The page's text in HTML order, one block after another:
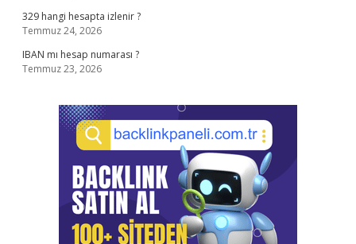
329 hangi hesapta izlenir ?
Temmuz 24, 2026
IBAN mı hesap numarası ?
Temmuz 23, 2026